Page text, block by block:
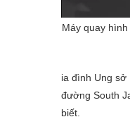
Máy quay
ia đình Ung sở
đường South
biết.